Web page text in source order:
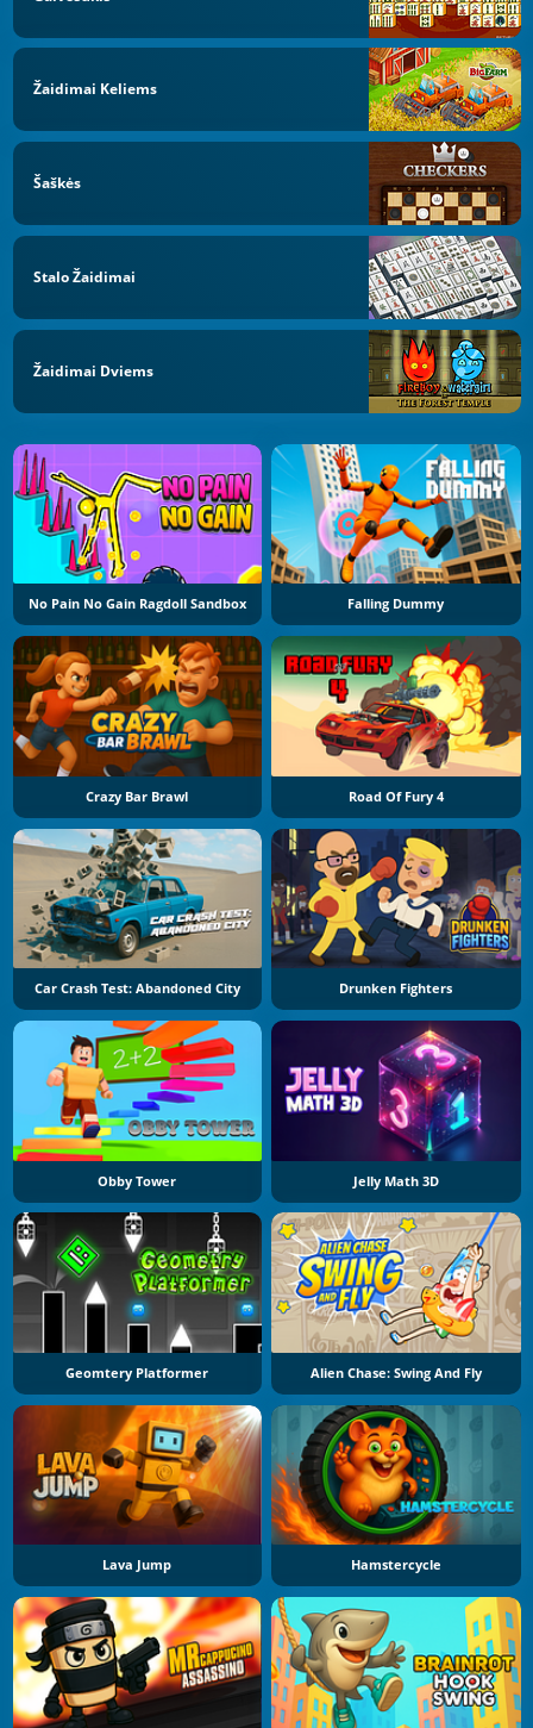
Žaidimai Keliems
Šaškės
Stalo Žaidimai
Žaidimai Dviems
No Pain No Gain Ragdoll Sandbox Falling Dummy
Crazy Bar Brawl Road Of Fury 4
Car Crash Test: Abandoned City Drunken Fighters
Obby Tower Jelly Math 3D
Geomtery Platformer Alien Chase: Swing And Fly
Lava Jump Hamstercycle